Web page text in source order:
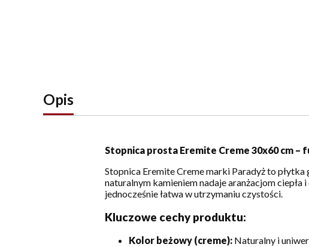
Opis
Stopnica prosta Eremite Creme 30x60 cm –
Stopnica Eremite Creme marki Paradyż to
naturalnym kamieniem nadaje aranżacjom
jednocześnie łatwa w utrzymaniu czystości.
Kluczowe cechy produktu:
Kolor beżowy (creme):Naturalny i